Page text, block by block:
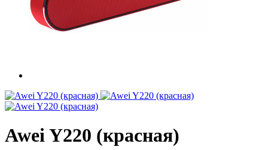
Awei Y220 (красная)